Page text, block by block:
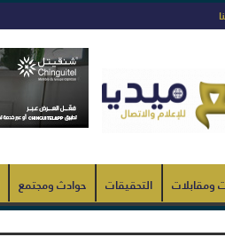
ومقابلات التحقيقات حوادث ومجتمع